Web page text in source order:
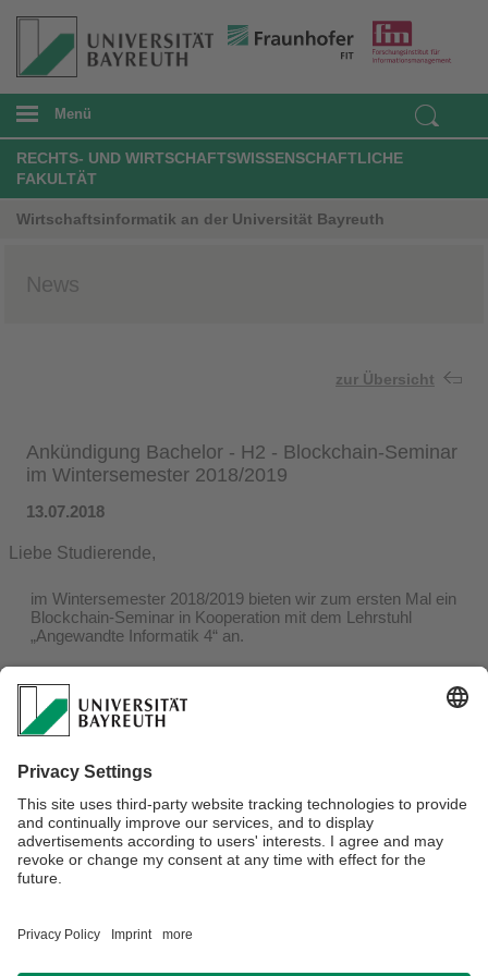
Menü
RECHTS- UND WIRTSCHAFTSWISSENSCHAFTLICHE
FAKULTÄT
Wirtschaftsinformatik an der Universität Bayreuth
News
zur Übersicht
Ankündigung Bachelor - H2 - Blockchain-Seminar
im Wintersemester 2018/2019
13.07.2018
Liebe Studierende,
im Wintersemester 2018/2019 bieten wir zum ersten Mal ein
Blockchain-Seminar in Kooperation mit dem Lehrstuhl
„Angewandte Informatik 4“ an.
Kursanmeldung senden Sie bitte bis zum 15. August 2018
eine E-Mail anandre.schweizer@uni-bayreuth.de
Sie in der Email Ihr Hauptstudienfach, Ihr aktuelles
Vertiefungsrichtungen und hängen Sie bitte einen aktuellen
Lebenslauf an.
Weitere Informationen finden Siehier.
Ansprechpartner:André Schweizer